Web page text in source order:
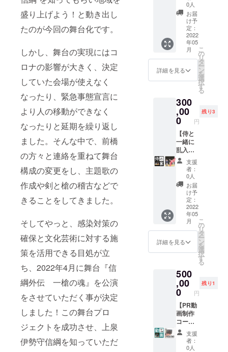
盛り上げよう！と動き出し
たのが今回の舞台化です。
しかし、舞台の実現にはコ
ロナの影響が大きく、決定
していた会場が使えなく
なったり、緊急事態宣言に
より人の移動ができなく
なったりと延期を繰り返し
ました。そんな中で、前橋
の方々と連絡を重ねて舞台
構成の変更をし、主題歌の
作成や剣と槍の稽古などで
きることをしてきました。
そしてやっと、感染対策の
確保と文化芸術に対する施
策を活用できる目処が立
ち、2022年4月に舞台『信
綱外伝 一槍の魂』を公演
をさせていただく事が決定
しました！この舞台プロ
ジェクトを成功させ、上泉
伊勢守信綱を知っていただ
どご希
望の方
もその
旨をご
記入く
ださ
い。 例)
匿名希
望、記
希望、
記載名
前「上
守商
店」希
望な
ど。 ・
応援
メッ
セージ
をいた
だけま
した
ら、HP
にお名
前とと
もに記
す。
をご記
入くだ
さい。
・匿名
ご希望
の際や
ペン
ネー
ム、店
もその
旨をご
記入く
ださ
い。 例)
匿名希
望、記
載名前
「のぶ
つな」
希望、
記載名
前「上
泉伊勢
守商
店」希
望な
ど。 ・
をいた
だけま
した
ら、HP
にお名
前とと
もに記
載させ
ていた
だきま
をご記
入くだ
さい。
・匿名
ご希望
の際や
ペン
ネー
ム、店
舗名な
もその
旨をご
記入く
ださ
い。 例)
匿名希
望、記
載名前
「のぶ
つな」
希望、
記載名
前「上
泉伊勢
守商
店」希
望な
ど。 ・
応援
をいた
だけま
した
ら、HP
にお名
前とと
もに記
載させ
ていた
だきま
に！」
のパ
ンフ
レット
⚫︎舞台
『信綱
外伝
一槍の
魂』特
とパ
ンフ
レット
にお名
前の記
載 ⚫︎会
場内に
お名前
の掲載
・2022
年5月以
降に
メール
にて日
程調整
をさせ
ていた
だきま
す。 ・
圏内) ・
内容の
ご相
談、ご
質問は
下記ま
でご連
絡くだ
さい。
メー
出演
キャス
トから
支援者
様への
個別
メッ
セージ
があり
ます。
外伝
一槍の
魂』特
設HPと
パン
フレッ
トにお
名前の
記載 ※
記載す
るお名
前のス
ペース
を更に
大きく
して記
載させ
ていた
だきま
泉伊勢
守信綱
を全国
区
に！」
のパ
ンフ
レット
⚫︎会場
内にお
イベン
トに侍
が乱入
し、侍
ショー
を行い
ます。
⚫︎お礼
のお手
紙(舞台
スト
カード
付き) ⚫︎
お礼殺
陣動画
in赤城
神社 ⚫︎
上泉伊
勢守信
綱を全
国区
に！パ
ンフ
レット
⚫︎舞台
『信綱
外伝
一槍の
魂』特
ト、パ
ンフ
レット
にお名
前の記
載 ⚫︎会
場内に
お名前
の掲載
0人
お届
け予
定：
2022
年05
月
詳細を見る
こ
の
リ
タ
ー
ン
を
選
択
す
る
300
,00
0 円
残り3
【侍と
一緒に
乱入
ショー
のコー
ス】 ◎
イベン
トで侍
ショー
を行い
ます。
主催者
様も
ショー
にご参
よう、
殺陣の
稽古を
行った
上で当
日
ショー
を行い
ます。
⚫︎お礼
支援
者：
0人
お届
け予
定：
2022
年05
月
詳細を見る
こ
の
リ
タ
ー
ン
を
選
択
す
る
500
,00
0 円
残り1
【PR動
画制作
コー
ス】 ◎
内容シ
ナリオ
支援
者：
0人